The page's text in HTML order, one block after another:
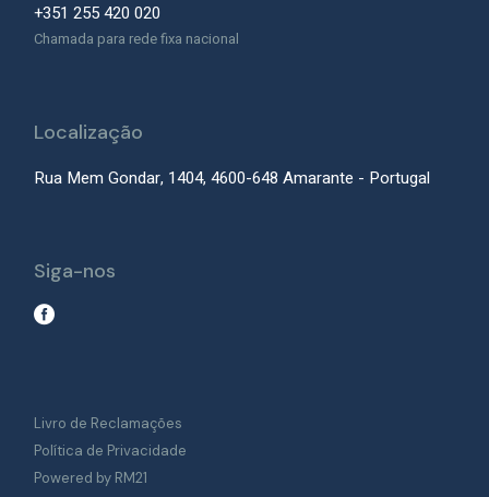
+351 255 420 020
Chamada para rede fixa nacional
Localização
Rua Mem Gondar, 1404, 4600-648 Amarante - Portugal
Siga-nos
Livro de Reclamações
Política de Privacidade
Powered by RM21